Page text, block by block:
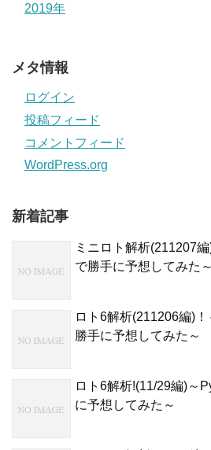
2019年
メタ情報
ログイン
投稿フィード
コメントフィード
WordPress.org
新着記事
ミニロト解析(211207
で勝手に予想してみた～
ロト6解析(211206編)
勝手に予想してみた～
ロト6解析!(11/29編)～
に予想してみた～